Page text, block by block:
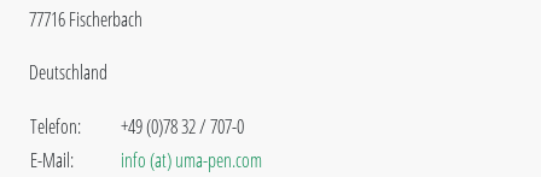
77716 Fischerbach
Deutschland
Telefon:
E-Mail:
+49 (0)78 32 / 707-0
info (at) uma-pen.com